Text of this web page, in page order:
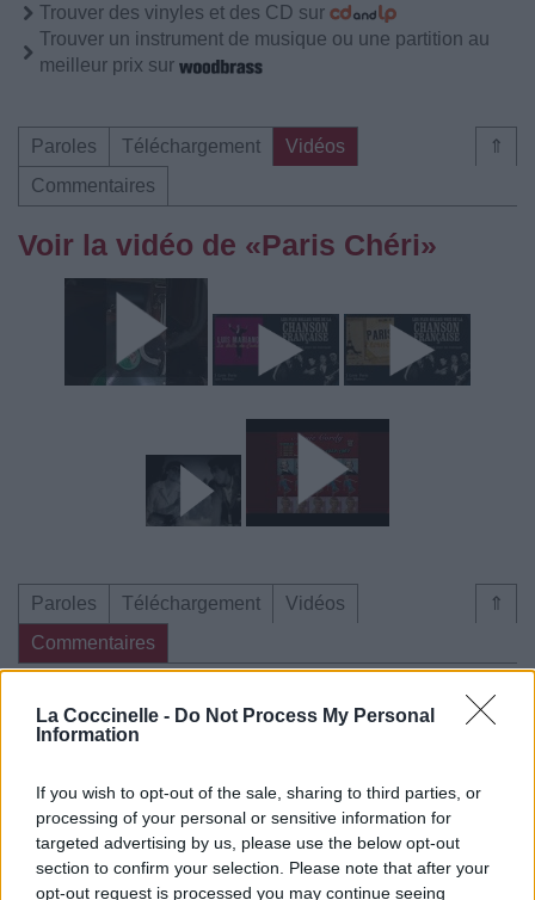
La Coccinelle - Do Not Process My Personal
Information
If you wish to opt-out of the sale, sharing to third parties, or
processing of your personal or sensitive information for
targeted advertising by us, please use the below opt-out
section to confirm your selection. Please note that after your
opt-out request is processed you may continue seeing
Trouver des vinyles et des CD sur
Trouver un instrument de musique ou une partition au
meilleur prix sur
⇑
Paroles Téléchargement
Vidéos
Commentaires
Voir la vidéo de «Paris Chéri»
⇑
Paroles Téléchargement
Vidéos
Commentaires
Dire «merci» pour cette traduction Corriger une erreur